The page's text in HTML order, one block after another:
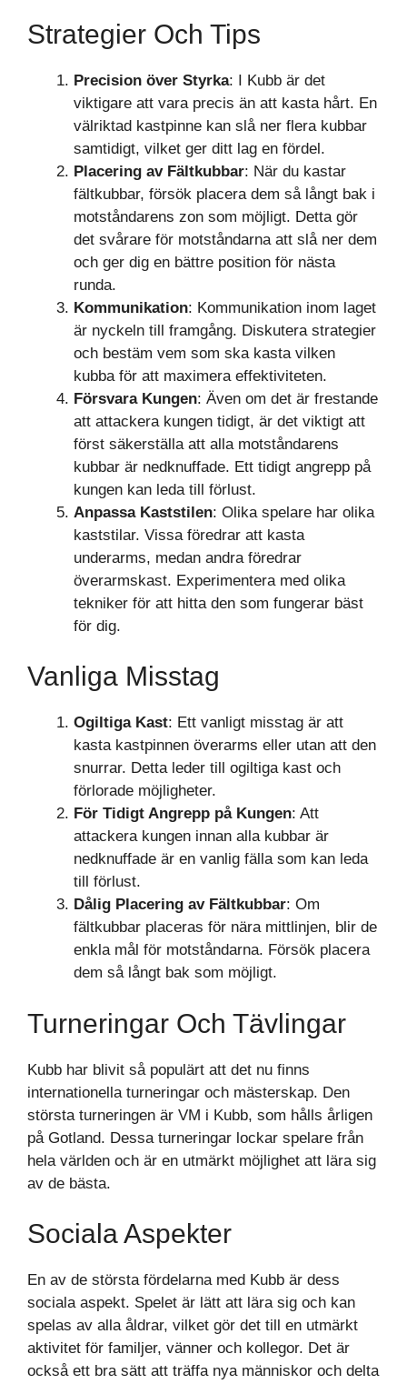
Strategier Och Tips
Precision över Styrka: I Kubb är det
viktigare att vara precis än att kasta hårt. En
välriktad kastpinne kan slå ner flera kubbar
samtidigt, vilket ger ditt lag en fördel.
Placering av Fältkubbar: När du kastar
fältkubbar, försök placera dem så långt bak i
motståndarens zon som möjligt. Detta gör
det svårare för motståndarna att slå ner dem
och ger dig en bättre position för nästa
runda.
Kommunikation: Kommunikation inom laget
är nyckeln till framgång. Diskutera strategier
och bestäm vem som ska kasta vilken
kubba för att maximera effektiviteten.
Försvara Kungen: Även om det är frestande
att attackera kungen tidigt, är det viktigt att
först säkerställa att alla motståndarens
kubbar är nedknuffade. Ett tidigt angrepp på
kungen kan leda till förlust.
Anpassa Kaststilen: Olika spelare har olika
kaststilar. Vissa föredrar att kasta
underarms, medan andra föredrar
överarmskast. Experimentera med olika
tekniker för att hitta den som fungerar bäst
för dig.
Vanliga Misstag
Ogiltiga Kast: Ett vanligt misstag är att
kasta kastpinnen överarms eller utan att den
snurrar. Detta leder till ogiltiga kast och
förlorade möjligheter.
För Tidigt Angrepp på Kungen: Att
attackera kungen innan alla kubbar är
nedknuffade är en vanlig fälla som kan leda
till förlust.
Dålig Placering av Fältkubbar: Om
fältkubbar placeras för nära mittlinjen, blir de
enkla mål för motståndarna. Försök placera
dem så långt bak som möjligt.
Turneringar Och Tävlingar
Kubb har blivit så populärt att det nu finns
internationella turneringar och mästerskap. Den
största turneringen är VM i Kubb, som hålls årligen
på Gotland. Dessa turneringar lockar spelare från
hela världen och är en utmärkt möjlighet att lära sig
av de bästa.
Sociala Aspekter
En av de största fördelarna med Kubb är dess
sociala aspekt. Spelet är lätt att lära sig och kan
spelas av alla åldrar, vilket gör det till en utmärkt
aktivitet för familjer, vänner och kollegor. Det är
också ett bra sätt att träffa nya människor och delta